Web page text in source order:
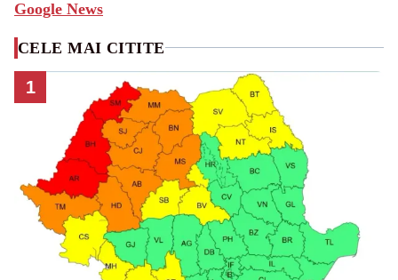
Google News
CELE MAI CITITE
1